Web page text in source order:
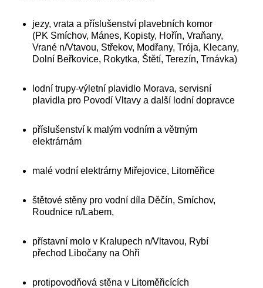
jezy, vrata a příslušenství plavebních komor
(PK Smíchov, Mánes, Kopisty, Hořín, Vraňany,
Vrané n/Vtavou, Střekov, Modřany, Trója, Klecany,
Dolní Beřkovice, Rokytka, Štětí, Terezín, Trnávka)
lodní trupy-výletní plavidlo Morava, servisní
plavidla pro Povodí Vltavy a další lodní dopravce
příslušenství k malým vodním a větrným
elektrárnám
malé vodní elektrárny Miřejovice, Litoměřice
štětové stěny pro vodní díla Děčín, Smíchov,
Roudnice n/Labem,
přístavní molo v Kralupech n/Vltavou, Rybí
přechod Libočany na Ohři
protipovodňová stěna v Litoměřicících